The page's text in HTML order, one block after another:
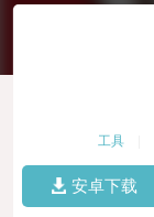
工具
安卓下载